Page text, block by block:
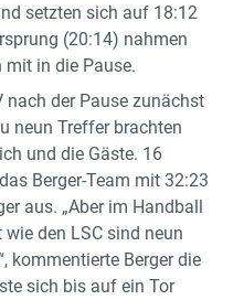
setzten sich auf 18:12
(20:14) nahmen
mit in die Pause.
nach der Pause zunächst
neun Treffer brachten
und die Gäste. 16
Berger-Team mit 32:23
aus. „Aber im Handball
den LSC sind neun
kommentierte Berger die
sich bis auf ein Tor